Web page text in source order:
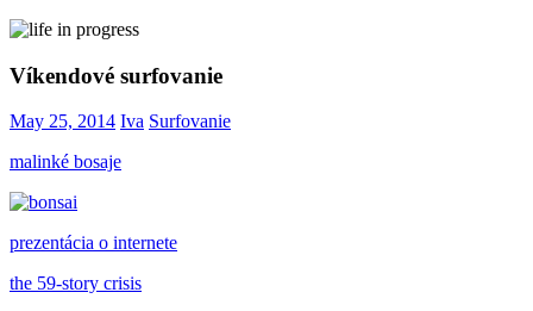
Víkendové surfovanie
May 25, 2014 Iva Surfovanie
malinké bosaje
prezentácia o internete
the 59-story crisis